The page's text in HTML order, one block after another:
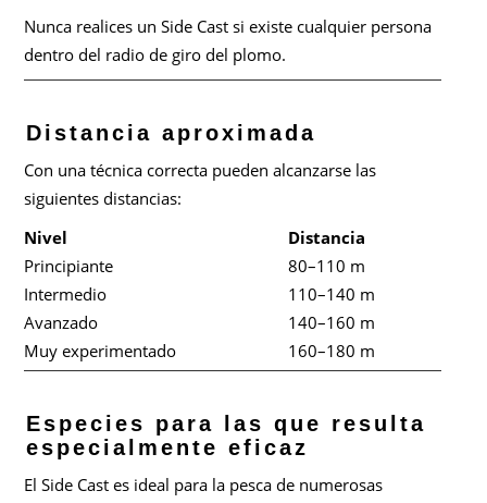
Nunca realices un Side Cast si existe cualquier persona
dentro del radio de giro del plomo.
Distancia aproximada
Con una técnica correcta pueden alcanzarse las
siguientes distancias:
Nivel
Distancia
Principiante
80–110 m
Intermedio
110–140 m
Avanzado
140–160 m
Muy experimentado
160–180 m
Especies para las que resulta
especialmente eficaz
El Side Cast es ideal para la pesca de numerosas